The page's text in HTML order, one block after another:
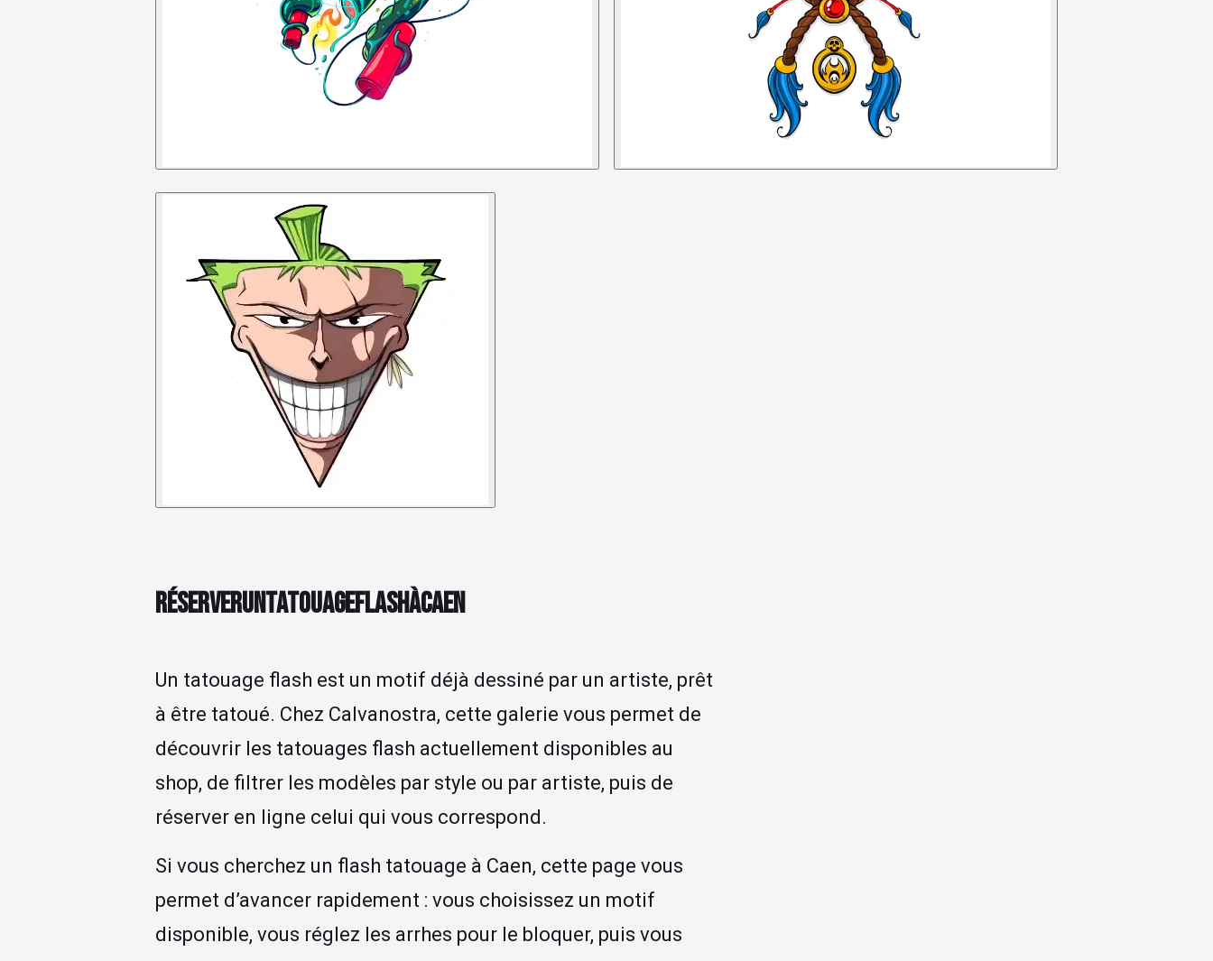
RÉSERVER UN TATOUAGE FLASH À CAEN
RÉSERVERUNTATOUAGEFLASHÀCAEN
Un tatouage flash est un motif déjà dessiné par un artiste, prêt
à être tatoué. Chez Calvanostra, cette galerie vous permet de
découvrir les tatouages flash actuellement disponibles au
shop, de filtrer les modèles par style ou par artiste, puis de
réserver en ligne celui qui vous correspond.
Si vous cherchez un flash tatouage à Caen, cette page vous
permet d’avancer rapidement : vous choisissez un motif
disponible, vous réglez les arrhes pour le bloquer, puis vous